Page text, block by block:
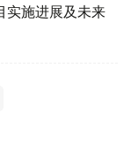
实施进展及未来